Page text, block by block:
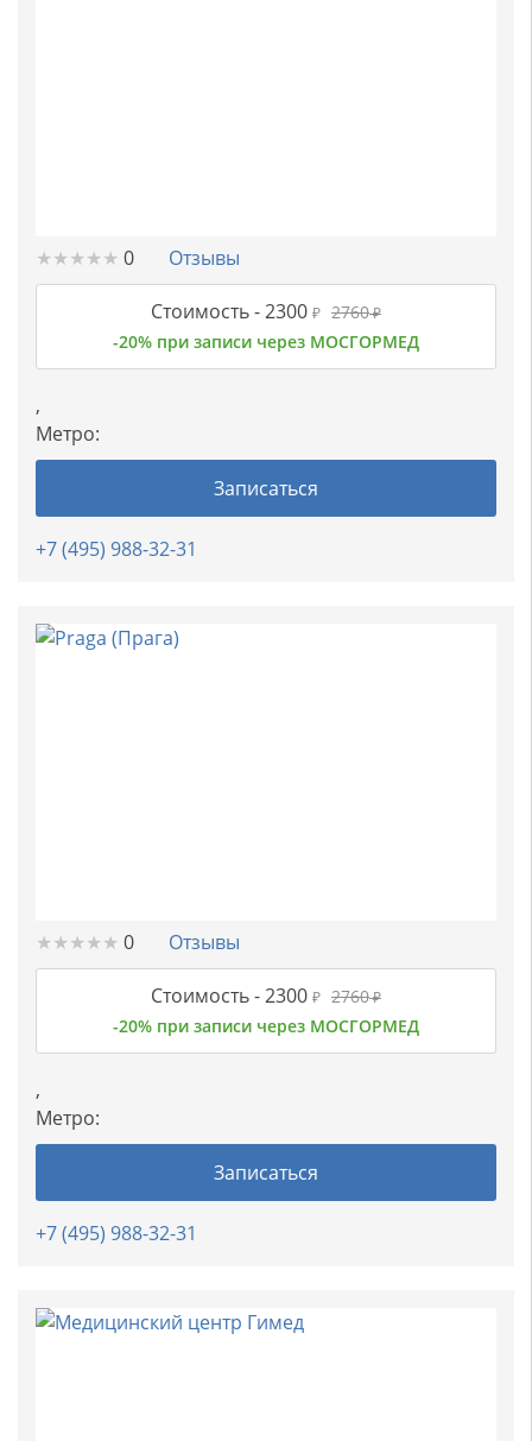
★★★★★
★★★★★ 0 Отзывы
Стоимость -2300 ₽ 2760₽
-20% при записи через МОСГОРМЕД
,
Метро:
Записаться
+7 (495) 988-32-31
★★★★★
★★★★★ 0 Отзывы
Стоимость -2300 ₽ 2760₽
-20% при записи через МОСГОРМЕД
,
Метро:
Записаться
+7 (495) 988-32-31